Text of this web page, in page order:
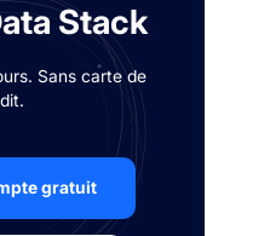
Stack
Sans carte de
gratuit